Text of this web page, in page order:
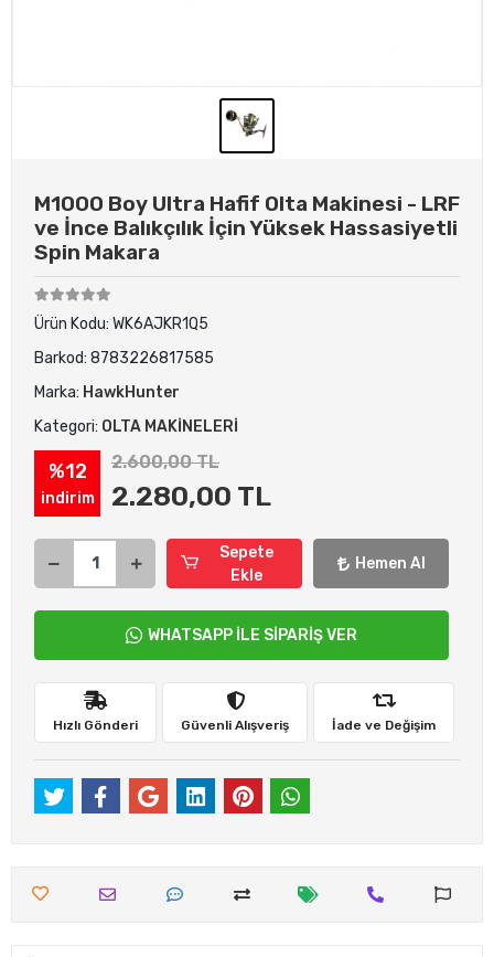
M1000 Boy Ultra Hafif Olta Makinesi - LRF
ve İnce Balıkçılık İçin Yüksek Hassasiyetli
Spin Makara
Ürün Kodu: WK6AJKR1Q5
Barkod: 8783226817585
Marka: HawkHunter
Kategori: OLTA MAKİNELERİ
%12
indirim
2.600,00 TL
2.280,00 TL
Sepete
Ekle
Hemen Al
WHATSAPP İLE SİPARİŞ VER
Hızlı Gönderi Güvenli Alışveriş İade ve Değişim